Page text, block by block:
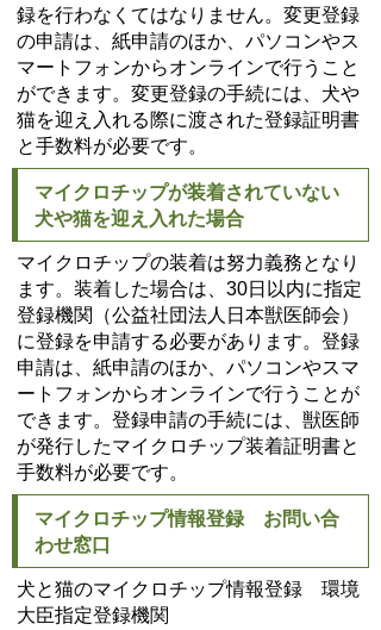
録を行わなくてはなりません。変更登録
の申請は、紙申請のほか、パソコンやス
マートフォンからオンラインで行うこと
ができます。変更登録の手続には、犬や
猫を迎え入れる際に渡された登録証明書
と手数料が必要です。
マイクロチップが装着されていない
犬や猫を迎え入れた場合
マイクロチップの装着は努力義務となり
ます。装着した場合は、30日以内に指定
登録機関（公益社団法人日本獣医師会）
に登録を申請する必要があります。登録
申請は、紙申請のほか、パソコンやスマ
ートフォンからオンラインで行うことが
できます。登録申請の手続には、獣医師
が発行したマイクロチップ装着証明書と
手数料が必要です。
マイクロチップ情報登録 お問い合
わせ窓口
犬と猫のマイクロチップ情報登録 環境
大臣指定登録機関